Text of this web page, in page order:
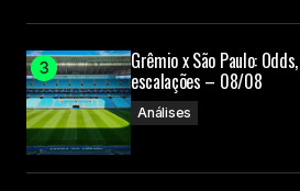
Grêmio x São Paulo:
escalações – 08/08
Análises